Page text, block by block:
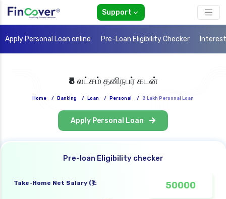
Support
Apply Personal Loan online Pre-Loan Eligibility Checker
₹8 லட்சம் தனிநபர் கடன்
Home / Banking / Loan / Personal / 8 Lakh Personal Loan
Apply Personal Loan
Pre-loan Eligibility checker
Take-Home Net Salary (₹):